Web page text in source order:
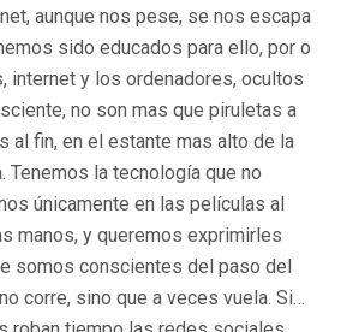
aunque nos pese, se nos escapa
sido educados para ello, por o
internet y los ordenadores, ocultos
no son mas que piruletas a
al fin, en el estante mas alto de la
Tenemos la tecnología que no
únicamente en las películas al
manos, y queremos exprimirles
somos conscientes del paso del
corre, sino que a veces vuela. Si…